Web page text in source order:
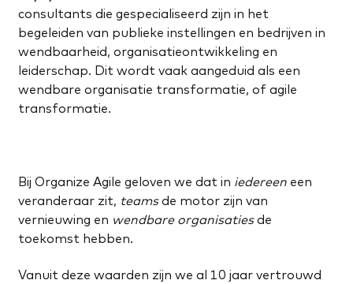
consultants die gespecialiseerd zijn in het
begeleiden van publieke instellingen en bedrijven in
wendbaarheid, organisatieontwikkeling en
leiderschap. Dit wordt vaak aangeduid als een
wendbare organisatie transformatie, of agile
transformatie.
Bij Organize Agile geloven we dat in iedereen een
veranderaar zit, teamsde motor zijn van
vernieuwing en wendbare organisatiesde
toekomst hebben.
Vanuit deze waarden zijn we al 10 jaar vertrouwd